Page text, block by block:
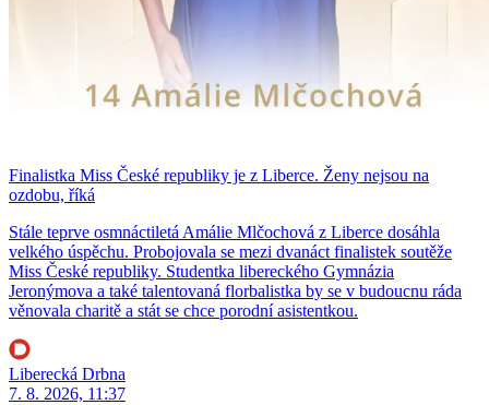
Finalistka Miss České republiky je z Liberce. Ženy nejsou na
ozdobu, říká
Stále teprve osmnáctiletá Amálie Mlčochová z Liberce dosáhla
velkého úspěchu. Probojovala se mezi dvanáct finalistek soutěže
Miss České republiky. Studentka libereckého Gymnázia
Jeronýmova a také talentovaná florbalistka by se v budoucnu ráda
věnovala charitě a stát se chce porodní asistentkou.
Liberecká Drbna
7. 8. 2026, 11:37